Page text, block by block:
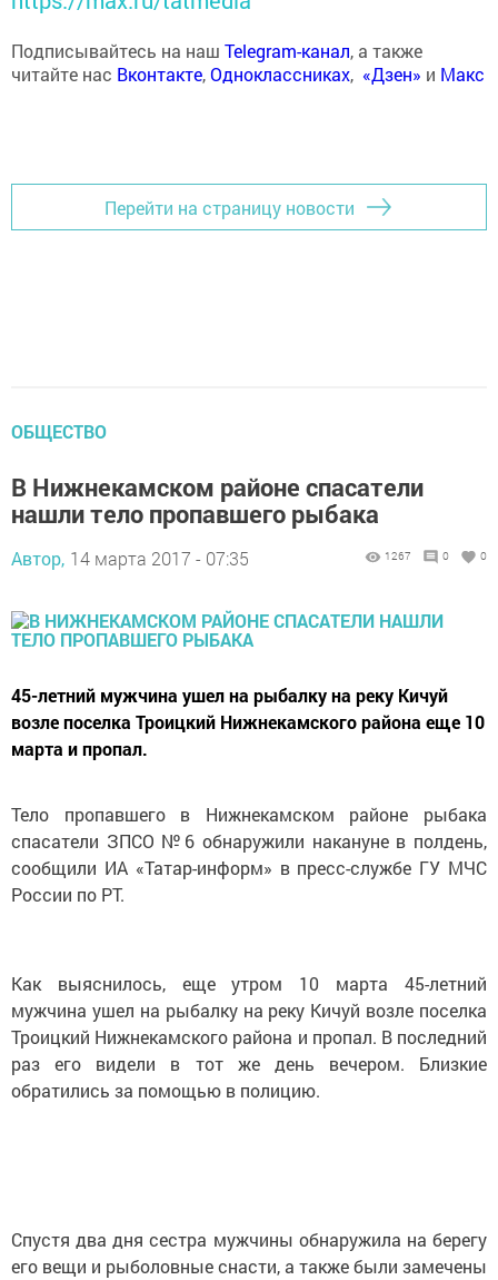
Подписывайтесь на наш Telegram-канал, а также
читайте нас Вконтакте,Одноклассниках, «Дзен» и Макс
Перейти на страницу новости
ОБЩЕСТВО
В Нижнекамском районе спасатели
нашли тело пропавшего рыбака
Автор, 14 марта 2017 - 07:35 1267 0 0
45-летний мужчина ушел на рыбалку на реку Кичуй
возле поселка Троицкий Нижнекамского района еще 10
марта и пропал.
Тело пропавшего в Нижнекамском районе рыбака
спасатели ЗПСО №6 обнаружили накануне в полдень,
сообщили ИА «Татар-информ» в пресс-службе ГУ МЧС
России по РТ.
Как выяснилось, еще утром 10 марта 45-летний
мужчина ушел на рыбалку на реку Кичуй возле поселка
Троицкий Нижнекамского района и пропал. В последний
раз его видели в тот же день вечером. Близкие
обратились за помощью в полицию.
Спустя два дня сестра мужчины обнаружила на берегу
его вещи и рыболовные снасти, а также были замечены